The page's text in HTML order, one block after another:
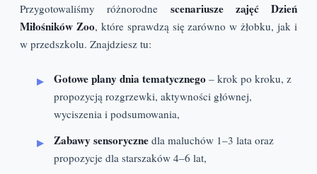
Przygotowaliśmy różnorodne scenariusze zajęć Dzień
Miłośników Zoo, które sprawdzą się zarówno w żłobku, jak i
w przedszkolu. Znajdziesz tu:
Gotowe plany dnia tematycznego – krok po kroku, z
propozycją rozgrzewki, aktywności głównej,
wyciszenia i podsumowania,
Zabawy sensoryczne dla maluchów 1–3 lata oraz
propozycje dla starszaków 4–6 lat,